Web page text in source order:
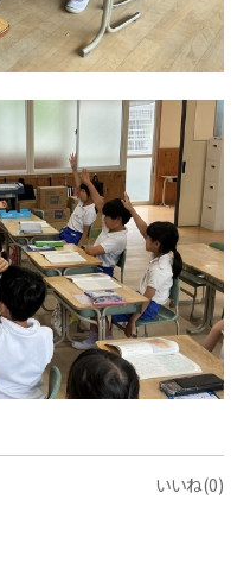
いいね(0)